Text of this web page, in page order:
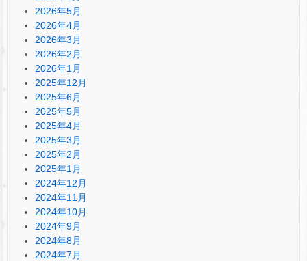
2026年5月
2026年4月
2026年3月
2026年2月
2026年1月
2025年12月
2025年6月
2025年5月
2025年4月
2025年3月
2025年2月
2025年1月
2024年12月
2024年11月
2024年10月
2024年9月
2024年8月
2024年7月